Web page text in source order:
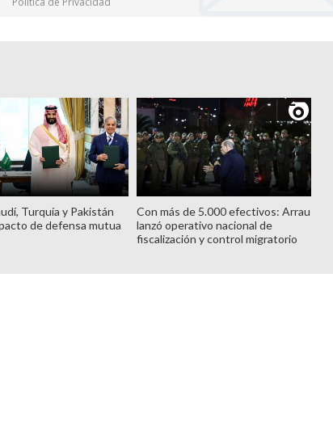
Turquía y Pakistán
de defensa mutua
Con más de 5.000 efectivos: Arrau
lanzó operativo nacional de
fiscalización y control migratorio